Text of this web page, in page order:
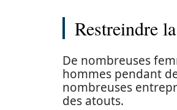
Restreindre
De nombreuses
hommes pendant
nombreuses
des atouts.